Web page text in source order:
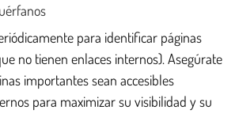
para identificar páginas
no tienen enlaces internos). Asegúrate
importantes sean accesibles
para maximizar su visibilidad y su